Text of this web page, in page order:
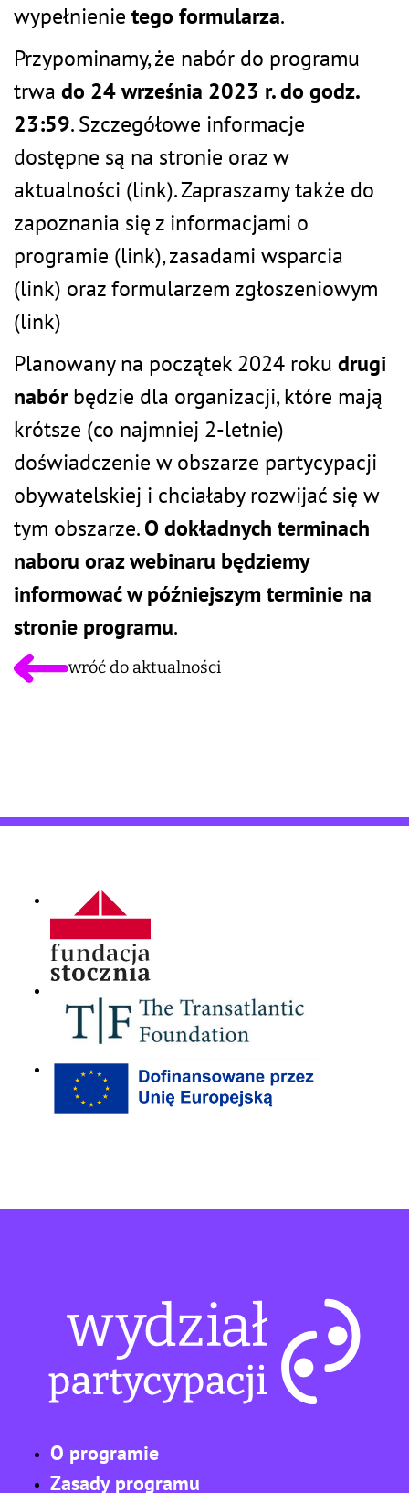
wypełnienie tego formularza.
Przypominamy, że nabór do programu
trwa do 24 września 2023 r. do godz.
23:59. Szczegółowe informacje
dostępne są na stronie oraz w
aktualności (link). Zapraszamy także do
zapoznania się z informacjami o
programie (link), zasadami wsparcia
(link) oraz formularzem zgłoszeniowym
(link)
Planowany na początek 2024 roku drugi
nabórbędzie dla organizacji, które mają
krótsze (co najmniej 2-letnie)
doświadczenie w obszarze partycypacji
obywatelskiej i chciałaby rozwijać się w
tym obszarze.O dokładnych terminach
naboru oraz webinaru będziemy
informować w późniejszym terminie na
stronie programu.
wróć do aktualności
O programie
Zasady programu